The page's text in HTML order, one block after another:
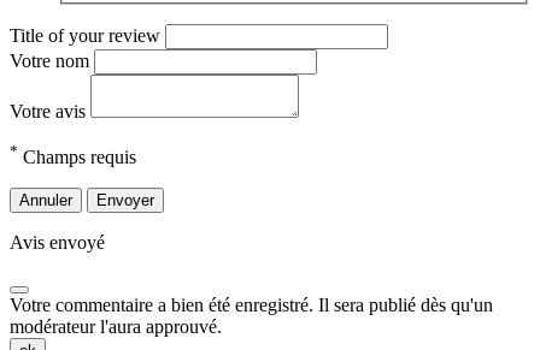
Title of your review
Votre nom
Votre avis
* Champs requis
Annuler Envoyer
Avis envoyé
Votre commentaire a bien été enregistré. Il sera publié dès qu'un
modérateur l'aura approuvé.